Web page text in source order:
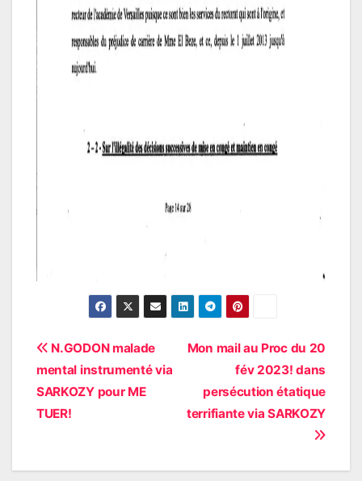
Navigation
de
l’article
Mon mail au Proc du 20
fév 2023! dans
persécution étatique
terrifiante via SARKOZY
N.GODON malade
mental instrumenté via
SARKOZY pour ME
TUER!